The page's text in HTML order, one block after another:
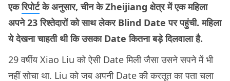
एकरिपोर्टके अनुसार, चीन के Zheijiang क्षेत्र में एक महिला
अपने 23 रिश्तेदारों को साथ लेकर Blind Date पर पहुंची. महिला
ये देखना चाहती थी कि उसका Date कितना बड़े दिलवाला है.
29 वर्षीय Xiao Liu को ऐसी Date मिली जैसा उसने सपने में भी
नहीं सोचा था. Liu को जब अपनी Date की करतूत का पता चला